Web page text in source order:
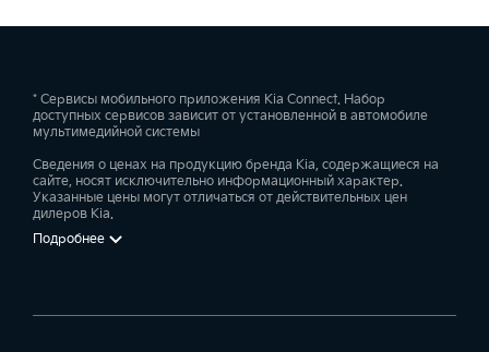
* Сервисы мобильного приложения Kia Connect. Набор
доступных сервисов зависит от установленной в автомобиле
мультимедийной системы
Сведения о ценах на продукцию бренда Kia, содержащиеся на
сайте, носят исключительно информационный характер.
Указанные цены могут отличаться от действительных цен
дилеров Kia.
Подробнее